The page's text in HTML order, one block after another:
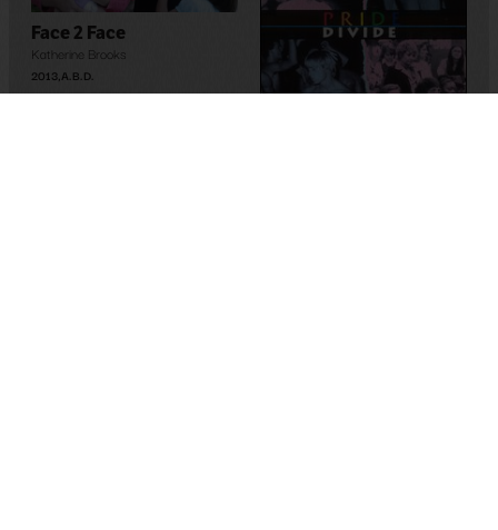
Face 2 Face
Katherine Brooks
2013,A.B.D.